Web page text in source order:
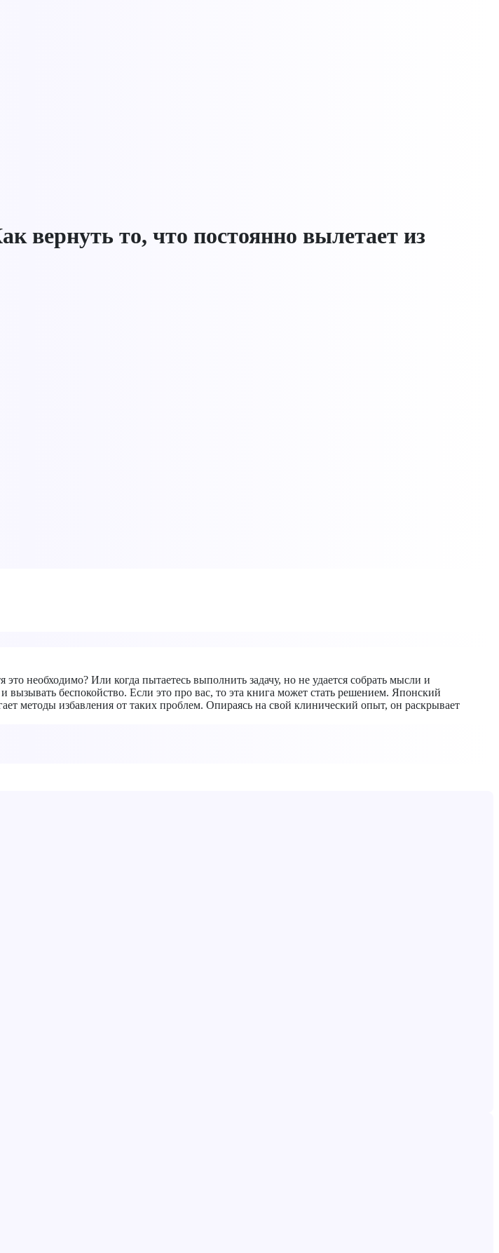
вернуть то, что постоянно вылетает из
необходимо? Или когда пытаетесь выполнить задачу, но не удается собрать мысли и
беспокойство. Если это про вас, то эта книга может стать решением. Японский
методы избавления от таких проблем. Опираясь на свой клинический опыт, он раскрывает